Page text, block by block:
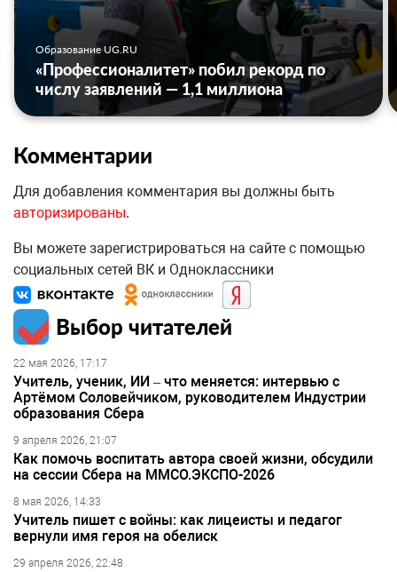
Образование UG.RU
«Профессионалитет» побил рекорд по
числу заявлений — 1,1 миллиона
Комментарии
Для добавления комментария вы должны быть
авторизированы.
Вы можете зарегистрироваться на сайте с помощью
социальных сетей ВК и Одноклассники
Выбор читателей
22 мая 2026, 17:17
Учитель, ученик, ИИ – что меняется: интервью с
Артёмом Соловейчиком, руководителем Индустрии
образования Сбера
9 апреля 2026, 21:07
Как помочь воспитать автора своей жизни, обсудили
на сессии Сбера на ММСО.ЭКСПО-2026
8 мая 2026, 14:33
Учитель пишет с войны: как лицеисты и педагог
вернули имя героя на обелиск
29 апреля 2026, 22:48